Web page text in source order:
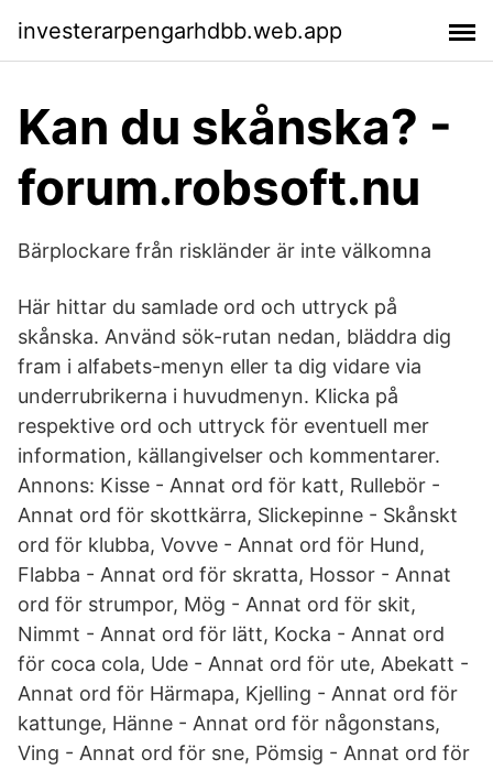
investerarpengarhdbb.web.app
Kan du skånska? -
forum.robsoft.nu
Bärplockare från riskländer är inte välkomna
Här hittar du samlade ord och uttryck på
skånska. Använd sök-rutan nedan, bläddra dig
fram i alfabets-menyn eller ta dig vidare via
underrubrikerna i huvudmenyn. Klicka på
respektive ord och uttryck för eventuell mer
information, källangivelser och kommentarer.
Annons: Kisse - Annat ord för katt, Rullebör -
Annat ord för skottkärra, Slickepinne - Skånskt
ord för klubba, Vovve - Annat ord för Hund,
Flabba - Annat ord för skratta, Hossor - Annat
ord för strumpor, Mög - Annat ord för skit,
Nimmt - Annat ord för lätt, Kocka - Annat ord
för coca cola, Ude - Annat ord för ute, Abekatt -
Annat ord för Härmapa, Kjelling - Annat ord för
kattunge, Hänne - Annat ord för någonstans,
Ving - Annat ord för sne, Pömsig - Annat ord för